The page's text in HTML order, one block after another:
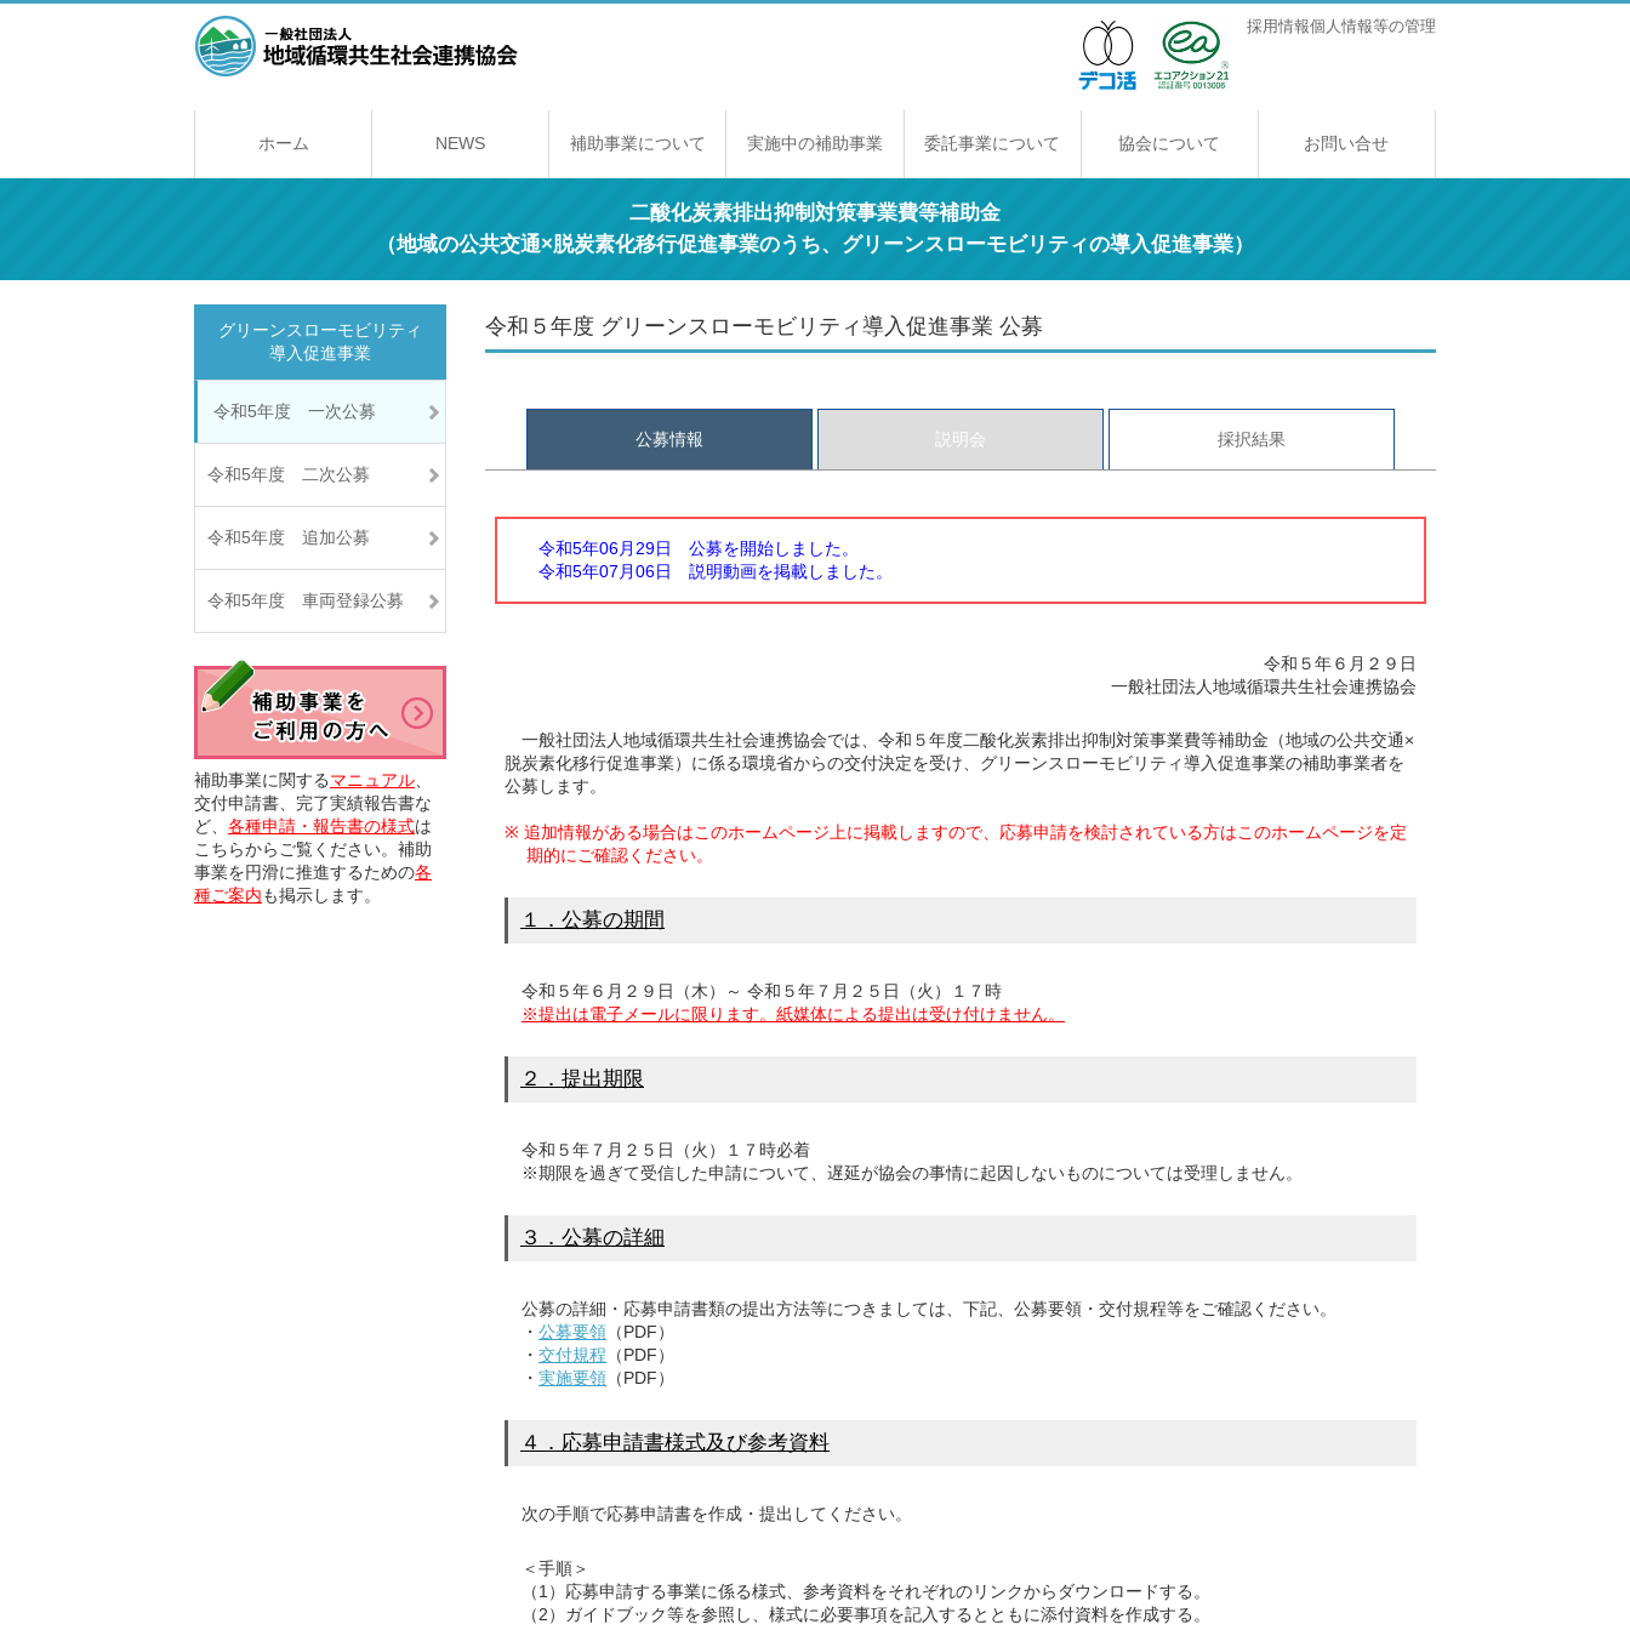
採用情報個人情報等の管理
ホーム NEWS 補助事業について
補助事業のしくみ
年間スケジュール
補助事業一覧
交付規程
経理契約に関する原則
事業報告書の提出
取得財産の取り扱い
実施中の補助事業 委託事業について 協会について お問い合せ
二酸化炭素排出抑制対策事業費等補助金
（地域の公共交通×脱炭素化移行促進事業のうち、グリーンスローモビリティの導入促進事業）
令和５年度 グリーンスローモビリティ導入促進事業 公募
公募情報 説明会 採択結果
令和5年06月29日 公募を開始しました。
令和5年07月06日 説明動画を掲載しました。
令和５年６月２９日
一般社団法人地域循環共生社会連携協会
一般社団法人地域循環共生社会連携協会では、令和５年度二酸化炭素排出抑制対策事業費等補助金（地域の公共交通×
脱炭素化移行促進事業）に係る環境省からの交付決定を受け、グリーンスローモビリティ導入促進事業の補助事業者を
公募します。
※ 追加情報がある場合はこのホームページ上に掲載しますので、応募申請を検討されている方はこのホームページを定
期的にご確認ください。
１．公募の期間
令和５年６月２９日（木）～ 令和５年７月２５日（火）１７時
※提出は電子メールに限ります。紙媒体による提出は受け付けません。
２．提出期限
令和５年７月２５日（火）１７時必着
※期限を過ぎて受信した申請について、遅延が協会の事情に起因しないものについては受理しません。
３． 公募の詳細
公募の詳細・応募申請書類の提出方法等につきましては、下記、公募要領・交付規程等をご確認ください。
・ 公募要領 （PDF）
・ 交付規程 （PDF）
・ 実施要領 （PDF）
４．応募申請書様式及び参考資料
次の手順で応募申請書を作成・提出してください。
＜手順＞
（1）応募申請する事業に係る様式、参考資料をそれぞれのリンクからダウンロードする。
（2）ガイドブック等を参照し、様式に必要事項を記入するとともに添付資料を作成する。
グリーンスローモビリティ
導入促進事業
令和5年度 一次公募
令和5年度 二次公募
令和5年度 追加公募
令和5年度 車両登録公募
補助事業に関するマニュアル
交付申請書、完了実績報告書な
ど、 各種申請・報告書の様式は
こちらからご覧ください。補助
事業を円滑に推進するための各
種ご案内も掲示します。